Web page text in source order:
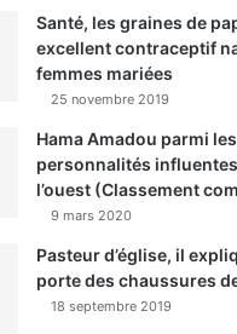
Santé, les graines de
excellent contraceptif
femmes mariées
25 novembre 2019
Hama Amadou parmi
personnalités
l’ouest (Classement
9 mars 2020
Pasteur d’église, il
porte des chaussures
18 septembre 2019